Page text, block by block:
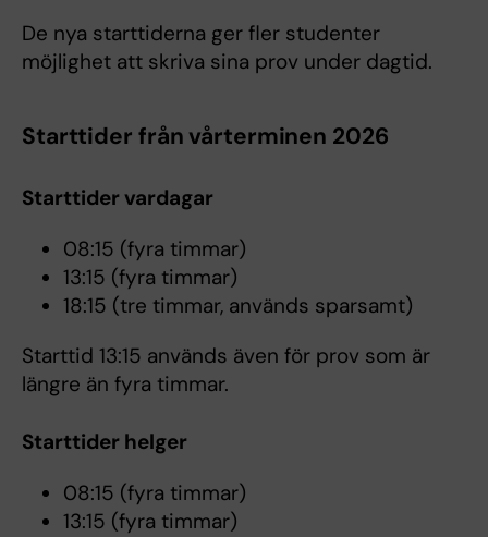
De nya starttiderna ger fler studenter
möjlighet att skriva sina prov under dagtid.
Starttider från vårterminen 2026
Starttider vardagar
08:15 (fyra timmar)
13:15 (fyra timmar)
18:15 (tre timmar, används sparsamt)
Starttid 13:15 används även för prov som är
längre än fyra timmar.
Starttider helger
08:15 (fyra timmar)
13:15 (fyra timmar)